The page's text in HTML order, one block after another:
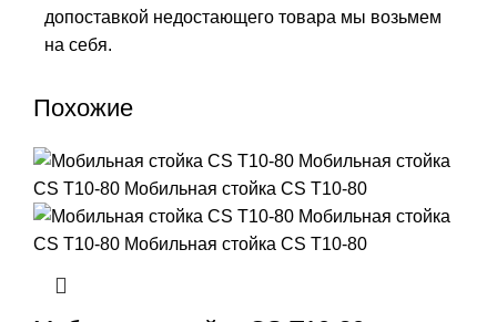
допоставкой недостающего товара мы возьмем
на себя.
Похожие